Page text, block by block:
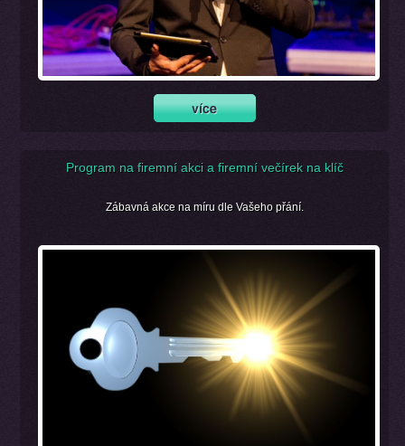
Program na firemní akci a firemní večírek na klíč
Zábavná akce na míru dle Vašeho přání.